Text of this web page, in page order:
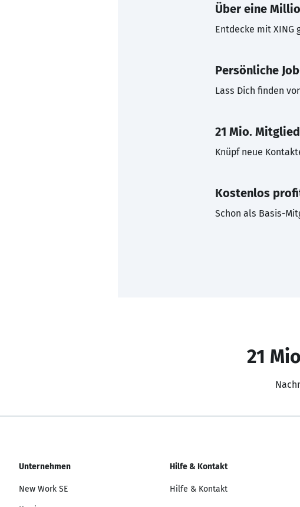
Über eine
Entdecke mit XING
Persönliche
Lass Dich finden
21 Mio.
Knüpf neue
Kostenlos
Schon als Basis-
21
Unternehmen
New Work SE
Hilfe & Kontakt
Hilfe & Kontakt